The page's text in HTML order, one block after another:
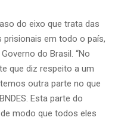
do eixo que trata das
prisionais em todo o país,
do Brasil. “No
que diz respeito a um
outra parte no que
Esta parte do
modo que todos eles